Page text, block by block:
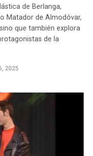
de Berlanga,
Matador de Almodóvar,
que también explora
de la
2025